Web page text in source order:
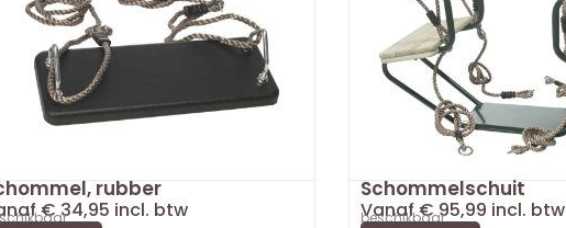
rubber
€34,95 incl. btw
Schommelschuit
Vanaf€95,99 incl. btw
beschikbaar